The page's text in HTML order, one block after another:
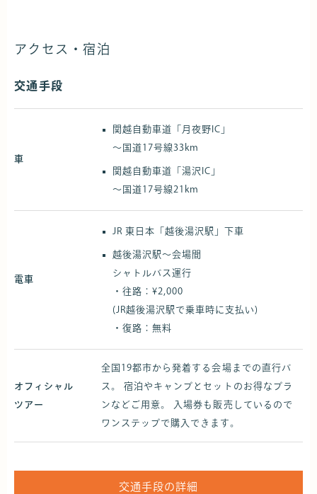
アクセス・宿泊
交通手段
車
関越自動車道「月夜野IC」
～国道17号線33km
関越自動車道「湯沢IC」
～国道17号線21km
電車
JR 東日本「越後湯沢駅」下車
越後湯沢駅～会場間
シャトルバス運行
・往路：¥2,000
(JR越後湯沢駅で乗車時に支払い)
・復路：無料
オフィシャル
ツアー
全国19都市から発着する会場までの直行バ
ス。 宿泊やキャンプとセットのお得なプラ
ンなどご用意。 入場券も販売しているので
ワンステップで購入できます。
交通手段の詳細